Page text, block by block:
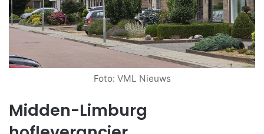
Foto: VML Nieuws
Midden-Limburg